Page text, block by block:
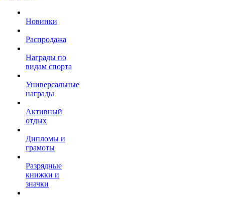
Новинки
Распродажа
Награды по
видам спорта
Универсальные
награды
Активный
отдых
Дипломы и
грамоты
Разрядные
книжки и
значки